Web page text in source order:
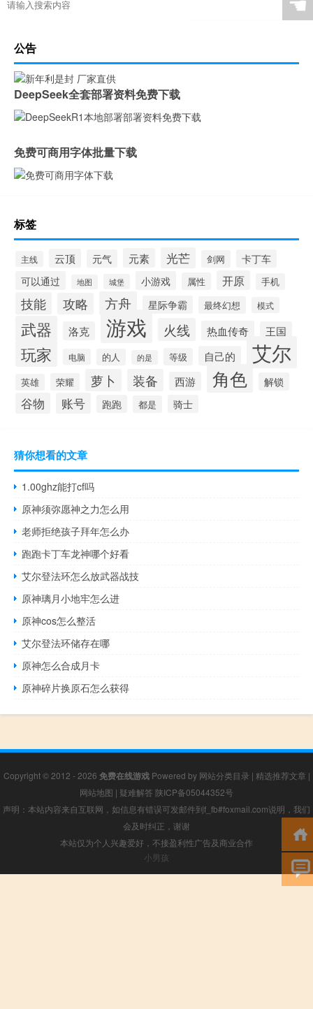
☚
公告
DeepSeek全套部署资料免费下载
免费可商用字体批量下载
标签
主线 云顶 元气 元素 光芒 剑网 卡丁车
可以通过 地图 城堡 小游戏 属性 开原 手机
技能 攻略 方舟 星际争霸 最终幻想 模式
武器 洛克 游戏 火线 热血传奇 王国
玩家 电脑 的人 的是 等级 自己的 艾尔
英雄 荣耀 萝卜 装备 西游 角色 解锁
谷物 账号 跑跑 都是 骑士
猜你想看的文章
1.00ghz能打cf吗
原神须弥愿神之力怎么用
老师拒绝孩子拜年怎么办
跑跑卡丁车龙神哪个好看
艾尔登法环怎么放武器战技
原神璃月小地牢怎么进
原神cos怎么整活
艾尔登法环储存在哪
原神怎么合成月卡
原神碎片换原石怎么获得
Copyright © 2012 - 2026 免费在线游戏Powered by 网站分类目录 | 精选推荐文章 |
网站地图 | 疑难解答 陕ICP备05044352号
声明：本站内容来自互联网，如信息有错误可发邮件到f_fb#foxmail.com说明，我们
会及时纠正，谢谢
本站仅为个人兴趣爱好，不接盈利性广告及商业合作
小男孩